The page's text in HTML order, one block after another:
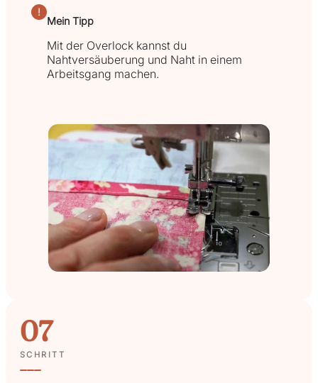
!
Mein Tipp
Mit der Overlock kannst du
Nahtversäuberung und Naht in einem
Arbeitsgang machen.
07
SCHRITT